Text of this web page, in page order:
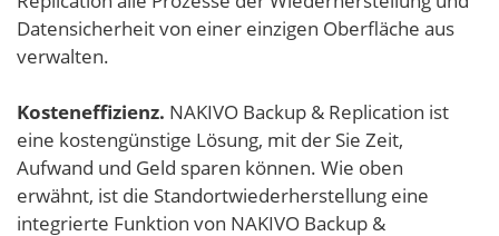
Datensicherheit von einer einzigen Oberfläche aus
verwalten.
Kosteneffizienz. NAKIVO Backup & Replication ist
eine kostengünstige Lösung, mit der Sie Zeit,
Aufwand und Geld sparen können. Wie oben
erwähnt, ist die Standortwiederherstellung eine
integrierte Funktion von NAKIVO Backup &